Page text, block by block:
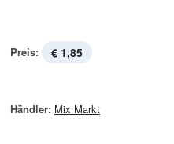
Preis: € 1,85
Händler: Mix Markt